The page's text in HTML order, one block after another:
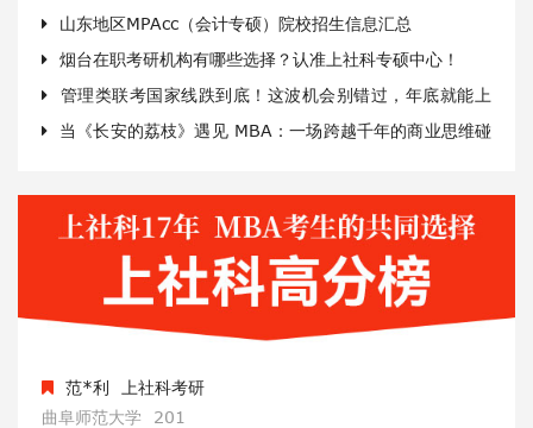
山东地区MPAcc（会计专硕）院校招生信息汇总
烟台在职考研机构有哪些选择？认准上社科专硕中心！
管理类联考国家线跌到底！这波机会别错过，年底就能上
岸
当《长安的荔枝》遇见 MBA：一场跨越千年的商业思维碰
赵*钧 上社科考研
哈尔滨工程大学 201
翟*蕊 上社科考研
清华大学 205
谭*波 上社科考研
哈尔滨工程大学
200
赵*钧
上社科考研
哈尔滨工程大学 201